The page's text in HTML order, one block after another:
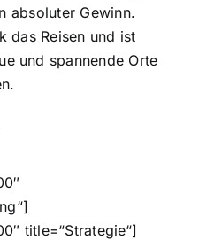
absoluter Gewinn.
das Reisen und ist
und spannende Orte
title=“Strategie“]